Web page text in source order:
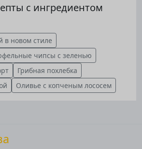
с ингредиентом
в новом стиле
чипсы с зеленью
Грибная похлебка
Оливье с копченым лососем